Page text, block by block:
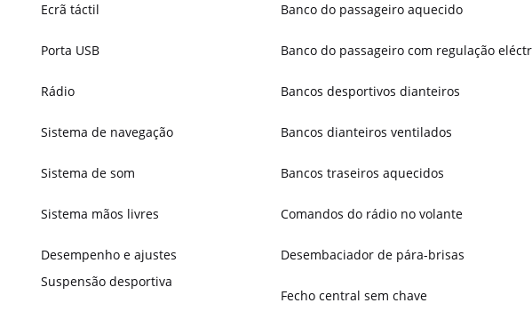
Ecrã táctil
Porta USB
Rádio
Sistema de navegação
Sistema de som
Sistema mãos livres
Banco do passageiro aquecido
Banco do passageiro com regulação
Bancos desportivos dianteiros
Bancos dianteiros ventilados
Bancos traseiros aquecidos
Comandos do rádio no volante
Desembaciador de pára-brisas
Fecho central sem chave
Desempenho e ajustes
Suspensão desportiva